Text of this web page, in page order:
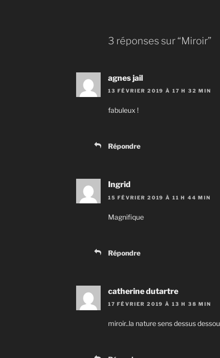
3 réponses sur “Miroir”
agnes jail
13 FÉVRIER 2019 À 17 H 32 MIN
fabuleux !
Répondre
Ingrid
15 FÉVRIER 2019 À 11 H 44 MIN
Magnifique
Répondre
catherine dutartre
17 FÉVRIER 2019 À 13 H 38 MIN
miroir..la nature sens dessus